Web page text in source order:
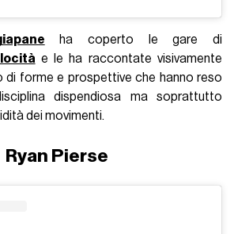
ha coperto le gare di
e le ha raccontate visivamente
di forme e prospettive che hanno reso
dispendiosa ma soprattutto
dei movimenti.
Ryan Pierse